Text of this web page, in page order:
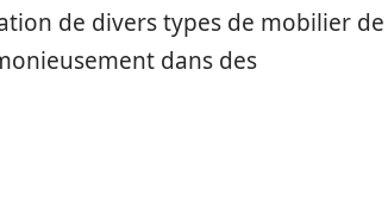
de divers types de mobilier de
dans des